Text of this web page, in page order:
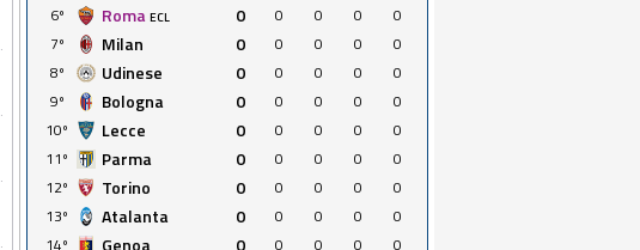
6º
Roma ECL 0 0 0 0
0
7º
Milan 0 0 0 0
0
8º
Udinese 0 0 0 0
0
9º
Bologna 0 0 0 0
0
10º
Lecce 0 0 0 0
0
11º
Parma 0 0 0 0
0
12º
Torino 0 0 0 0
0
13º
Atalanta 0 0 0 0
0
14º
Genoa 0 0 0 0 0